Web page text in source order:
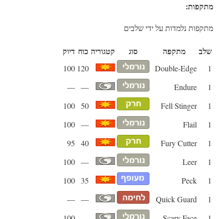
מתקפות:
מתקפות נלמדות על ידי שלבים
שלב מתקפה סוג קטגוריה כוח דיוק
1
Double-Edge
120
100
1
Endure
—
—
1
Fell Stinger
50
100
1
Flail
—
100
1
Fury Cutter
40
95
1
Leer
—
100
1
Peck
35
100
1
Quick Guard
—
—